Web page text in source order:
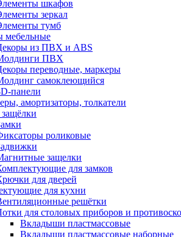
шкафов
зеркал
тумб
мебельные
из ПВХ и ABS
ПВХ
переводные, маркеры
самоклеющийся
панели
амортизаторы, толкатели
роликовые
защелки
для замков
для дверей
для кухни
решётки
для столовых приборов и
Вкладыши пластмассовые
Вкладыши пластмассовые наборные